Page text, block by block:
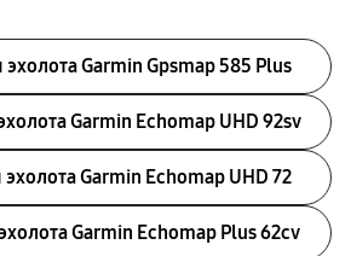
Garmin Gpsmap 585 Plus
Garmin Echomap UHD 92sv
Garmin Echomap UHD 72
Garmin Echomap Plus 62cv